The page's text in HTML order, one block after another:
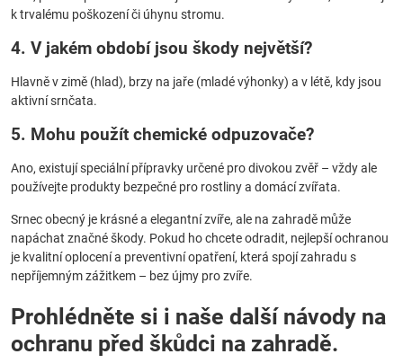
k trvalému poškození či úhynu stromu.
4. V jakém období jsou škody největší?
Hlavně v zimě (hlad), brzy na jaře (mladé výhonky) a v létě, kdy jsou
aktivní srnčata.
5. Mohu použít chemické odpuzovače?
Ano, existují speciální přípravky určené pro divokou zvěř – vždy ale
používejte produkty bezpečné pro rostliny a domácí zvířata.
Srnec obecný je krásné a elegantní zvíře, ale na zahradě může
napáchat značné škody. Pokud ho chcete odradit, nejlepší ochranou
je kvalitní oplocení a preventivní opatření, která spojí zahradu s
nepříjemným zážitkem – bez újmy pro zvíře.
Prohlédněte si i naše další návody na
ochranu před škůdci na zahradě.